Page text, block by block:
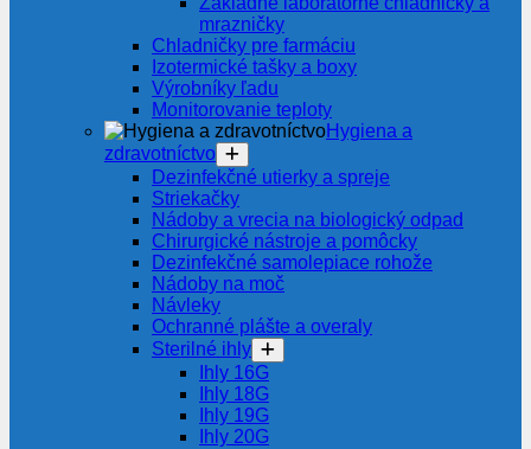
mrazničky
Chladničky pre farmáciu
Izotermické tašky a boxy
Výrobníky ľadu
Monitorovanie teploty
Hygiena a
zdravotníctvo
Dezinfekčné utierky a spreje
Striekačky
Nádoby a vrecia na biologický odpad
Chirurgické nástroje a pomôcky
Dezinfekčné samolepiace rohože
Nádoby na moč
Návleky
Ochranné plášte a overaly
Sterilné ihly
Ihly 16G
Ihly 18G
Ihly 19G
Ihly 20G